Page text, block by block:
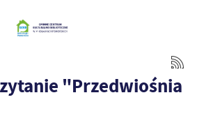
"Przedwiośnia